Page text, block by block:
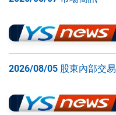
2026/08/05 股東內部交易